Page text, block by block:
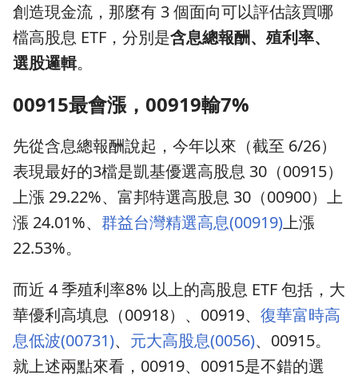
創造現金流，那麼有 3 個面向可以評估該買哪
檔高股息 ETF，分別是含息總報酬、殖利率、
選股邏輯。
00915最會漲，00919輸7%
先從含息總報酬說起，今年以來（截至 6/26）
表現最好的3檔是凱基優選高股息 30（00915）
上漲 29.22%、富邦特選高股息 30（00900）上
漲 24.01%、 群益台灣精選高息(00919)上漲
22.53%。
而近 4 季殖利率8% 以上的高股息 ETF 包括，大
華優利高填息（00918）、00919、 復華富時高
息低波(00731)、 元大高股息(0056)、00915。
就上述兩點來看，00919、00915是不錯的選